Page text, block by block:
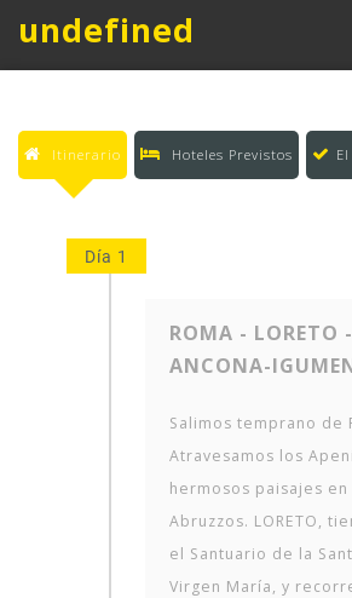
undefined
Itinerario Hoteles Previstos
Día 1
ROMA - LORETO
ANCONA-
Salimos temprano de
Atravesamos los
hermosos paisajes
Abruzzos. LORETO,
el Santuario de la
Virgen María, y